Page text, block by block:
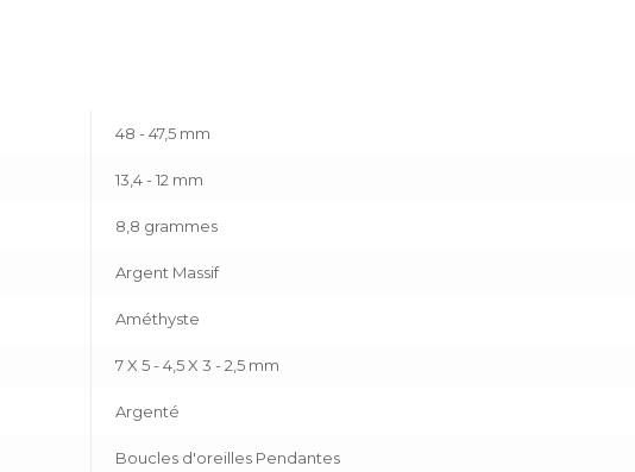
48 - 47,5 mm
13,4 - 12 mm
8,8 grammes
Argent Massif
Améthyste
7 X 5 - 4,5 X 3 - 2,5 mm
Argenté
Boucles d'oreilles Pendantes